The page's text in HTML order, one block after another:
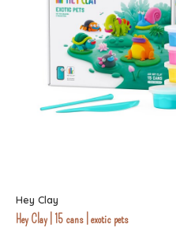
Hey Clay
Hey Clay | 15 cans | exotic pets